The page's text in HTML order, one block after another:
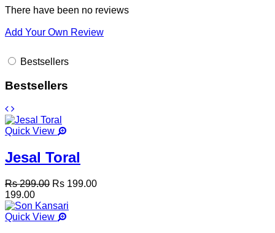
There have been no reviews
Add Your Own Review
Bestsellers
Bestsellers
Quick View
Jesal Toral
Rs 299.00 Rs 199.00
199.00
Quick View